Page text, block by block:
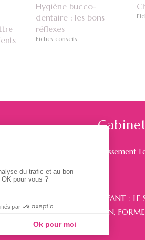
Hygiène bucco-
dentaire : les bons
réflexes
Fiches conseils
20 Lotissement
DES CARIES CHEZ L’ENFANT : LE
LA DENT, COMPOSITION,